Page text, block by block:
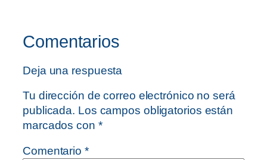
Comentarios
Deja una respuesta
Tu dirección de correo electrónico no será
publicada. Los campos obligatorios están
marcados con *
Comentario *